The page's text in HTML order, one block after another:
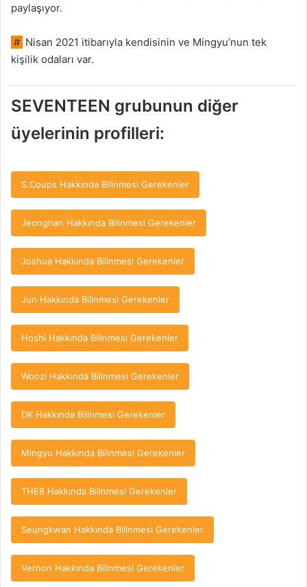
paylaşıyor.
# Nisan 2021 itibarıyla kendisinin ve Mingyu’nun tek
kişilik odaları var.
SEVENTEEN grubunun diğer
üyelerinin profilleri:
S.Coups Hakkında Bilinmesi Gerekenler
Jeonghan Hakkında Bilinmesi Gerekenler
Joshua Hakkında Bilinmesi Gerekenler
Jun Hakkında Bilinmesi Gerekenler
Hoshi Hakkında Bilinmesi Gerekenler
Woozi Hakkında Bilinmesi Gerekenler
DK Hakkında Bilinmesi Gerekenler
Mingyu Hakkında Bilinmesi Gerekenler
THE8 Hakkında Bilinmesi Gerekenler
Seungkwan Hakkında Bilinmesi Gerekenler
Vernon Hakkında Bilinmesi Gerekenler